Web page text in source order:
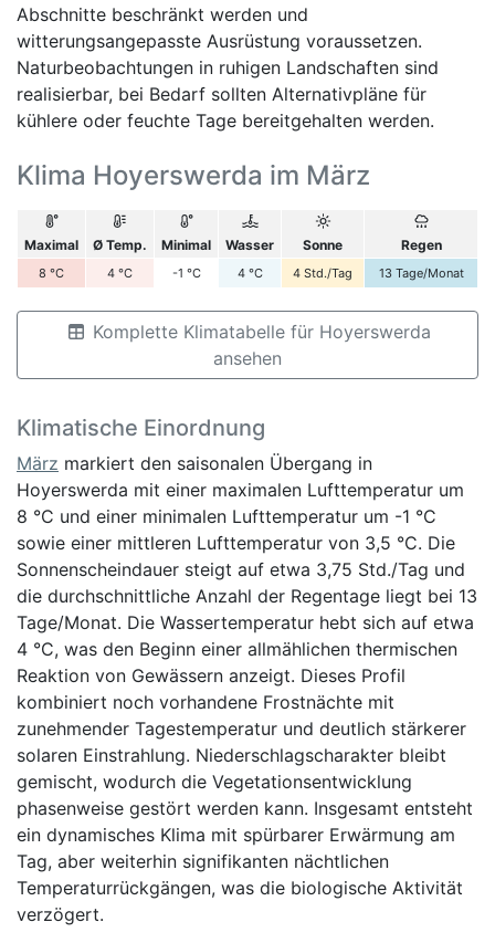
Abschnitte beschränkt werden und
witterungsangepasste Ausrüstung voraussetzen.
Naturbeobachtungen in ruhigen Landschaften sind
realisierbar, bei Bedarf sollten Alternativpläne für
kühlere oder feuchte Tage bereitgehalten werden.
Klima Hoyerswerda im März
Maximal Ø Temp. Minimal Wasser Sonne Regen
8 °C 4 °C -1 °C 4 °C 4 Std./Tag 13 Tage/Monat
Komplette Klimatabelle für Hoyerswerda
ansehen
Klimatische Einordnung
März markiert den saisonalen Übergang in
Hoyerswerda mit einer maximalen Lufttemperatur um
8 °C und einer minimalen Lufttemperatur um -1 °C
sowie einer mittleren Lufttemperatur von 3,5 °C. Die
Sonnenscheindauer steigt auf etwa 3,75 Std./Tag und
die durchschnittliche Anzahl der Regentage liegt bei 13
Tage/Monat. Die Wassertemperatur hebt sich auf etwa
4 °C, was den Beginn einer allmählichen thermischen
Reaktion von Gewässern anzeigt. Dieses Profil
kombiniert noch vorhandene Frostnächte mit
zunehmender Tagestemperatur und deutlich stärkerer
solaren Einstrahlung. Niederschlagscharakter bleibt
gemischt, wodurch die Vegetationsentwicklung
phasenweise gestört werden kann. Insgesamt entsteht
ein dynamisches Klima mit spürbarer Erwärmung am
Tag, aber weiterhin signifikanten nächtlichen
Temperaturrückgängen, was die biologische Aktivität
verzögert.